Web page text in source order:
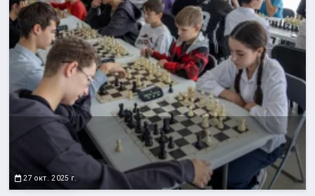
27 окт. 2025 г.